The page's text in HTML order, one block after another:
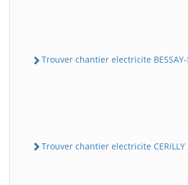
Trouver chantier electricite BESSAY-
Trouver chantier electricite CERiLLY